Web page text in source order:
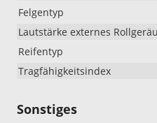
Felgentyp
Lautstärke externes
Reifentyp
Tragfähigkeitsindex
Sonstiges